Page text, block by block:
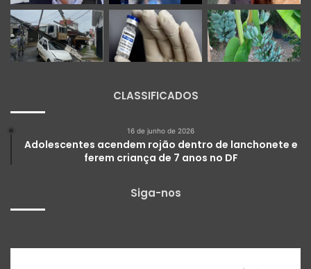
CLASSIFICADOS
16 de junho de 2026
Adolescentes acendem rojão dentro de lanchonete e
ferem criança de 7 anos no DF
Siga-nos